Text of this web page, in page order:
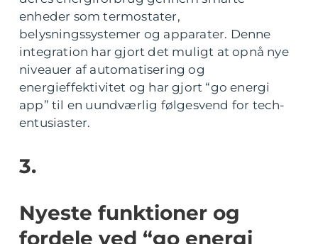
enheder som termostater,
belysningssystemer og apparater. Denne
integration har gjort det muligt at opnå nye
niveauer af automatisering og
energieffektivitet og har gjort “go energi
app” til en uundværlig følgesvend for tech-
entusiaster.
3.
Nyeste funktioner og
fordele ved “go energi